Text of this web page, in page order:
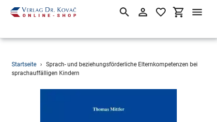
Direkt
zum
SuchenEinloggen
Startseite ›
Sprach- und beziehungsförderliche Elternkompetenzen bei
sprachauffälligen Kindern